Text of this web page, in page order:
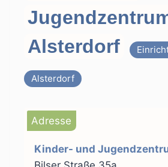
Alsterdorf
Alsterdorf
Adresse
Kinder- und